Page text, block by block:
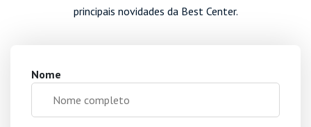
principais novidades da Best Center.
Nome